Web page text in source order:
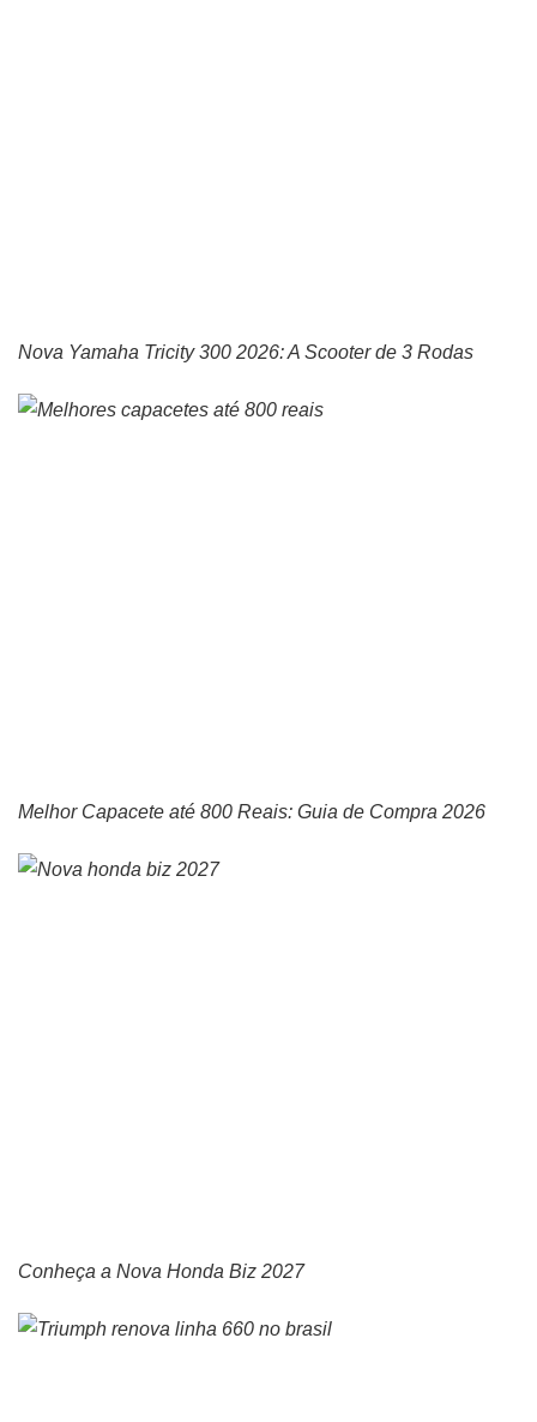
Nova Yamaha Tricity 300 2026: A Scooter de 3 Rodas
Melhor Capacete até 800 Reais: Guia de Compra 2026
Conheça a Nova Honda Biz 2027